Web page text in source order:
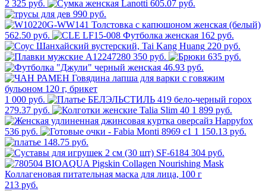
2 325 руб.
605.07 руб.
990 руб.
562.50 руб.
162 руб.
220 руб.
350 руб.
635 руб.
46.93 руб.
1 000 руб.
279.37 руб.
1 899 руб.
536 руб.
1 150.13 руб.
148.75 руб.
304 руб.
213 руб.